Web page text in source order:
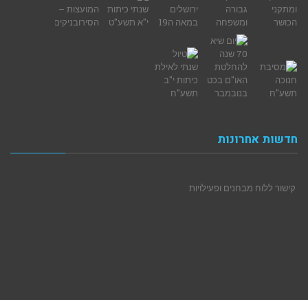
חדשות אחרונות
קישור ללוח מבחנים ופעילויות